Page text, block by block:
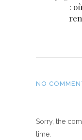
:
NO
Sorry, the
time.